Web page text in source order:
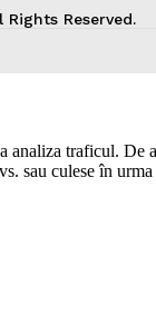
Reserved.
traficul. De
sau culese în